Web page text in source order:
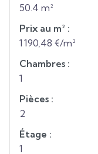
50.4 m²
Prix au m² :
1 190,48 €/m²
Chambres :
1
Pièces :
2
Étage :
1